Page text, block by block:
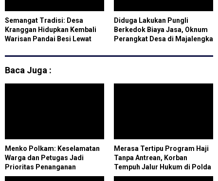
Semangat Tradisi: Desa
Kranggan Hidupkan Kembali
Warisan Pandai Besi Lewat
Diduga Lakukan Pungli
Berkedok Biaya Jasa, Oknum
Perangkat Desa di Majalengka
Baca Juga :
Menko Polkam: Keselamatan
Warga dan Petugas Jadi
Prioritas Penanganan
Karhutla
Merasa Tertipu Program Haji
Tanpa Antrean, Korban
Tempuh Jalur Hukum di Polda
Riau